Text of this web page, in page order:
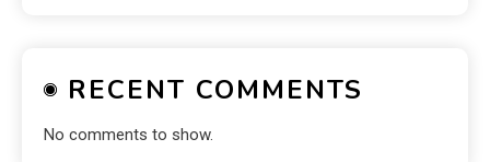
RECENT COMMENTS
No comments to show.